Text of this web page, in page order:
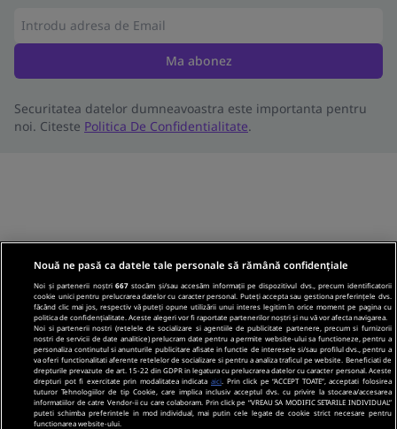
Ma abonez
Securitatea datelor dumneavoastra este importanta pentru
noi. Citeste Politica De Confidentialitate.
Nouă ne pasă ca datele tale personale să rămână confidențiale
Noi și partenerii noștri667 stocăm și/sau accesăm informații pe dispozitivul dvs., precum identificatorii
cookie unici pentru prelucrarea datelor cu caracter personal. Puteți accepta sau gestiona preferințele dvs.
făcând clic mai jos, respectiv vă puteți opune utilizării unui interes legitim în orice moment pe pagina cu
politica de confidențialitate. Aceste alegeri vor fi raportate partenerilor noștri și nu vă vor afecta navigarea.
Noi si partenerii nostri (retelele de socializare si agentiile de publicitate partenere, precum si furnizorii
nostri de servicii de date analitice) prelucram date pentru a permite website-ului sa functioneze, pentru a
personaliza continutul si anunturile publicitare afisate in functie de interesele si/sau profilul dvs., pentru a
va oferi functionalitati aferente retelelor de socializare si pentru a analiza traficul pe website. Beneficiati de
drepturile prevazute de art. 15-22 din GDPR in legatura cu prelucrarea datelor cu caracter personal. Aceste
drepturi pot fi exercitate prin modalitatea indicata aici . Prin click pe “ACCEPT TOATE”, acceptati folosirea
tuturor Tehnologiilor de tip Cookie, care implica inclusiv acceptul dvs. cu privire la stocarea/accesarea
informatiilor de catre Vendor-ii cu care colaboram. Prin click pe “VREAU SA MODIFIC SETARILE INDIVIDUAL”
puteti schimba preferintele in mod individual, mai putin cele legate de cookie strict necesare pentru
functionarea website-ului.